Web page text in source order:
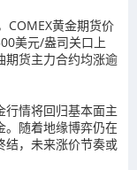
COMEX黄金期货价
美元/盎司关口上
期货主力合约均涨逾
行情将回归基本面主
。随着地缘博弈仍在
结，未来涨价节奏或